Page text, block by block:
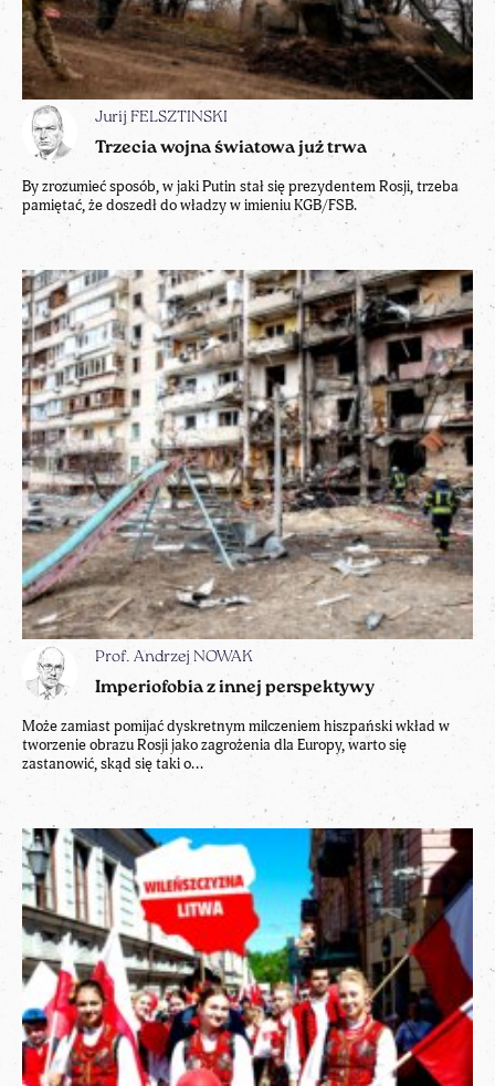
Jurij FELSZTINSKI
Trzecia wojna światowa już trwa
By zrozumieć sposób, w jaki Putin stał się prezydentem Rosji, trzeba
pamiętać, że doszedł do władzy w imieniu KGB/FSB.
Prof. Andrzej NOWAK
Imperiofobia z innej perspektywy
Może zamiast pomijać dyskretnym milczeniem hiszpański wkład w
tworzenie obrazu Rosji jako zagrożenia dla Europy, warto się
zastanowić, skąd się taki o...